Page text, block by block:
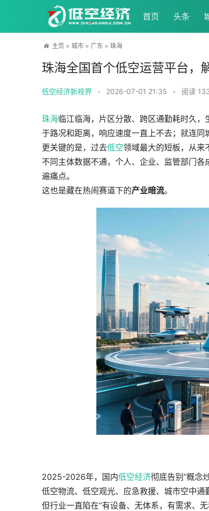
首页 头条
主页 > 城市 > 广东 > 珠海
珠海全国首个低空运营平台，
低空经济新视界 • 2026-07-01 21:35 • 阅读
珠海临江临海，片区分散、跨区通勤耗时久
于路况和距离，响应速度一直上不去；就连同
更关键的是，过去低空领域最大的短板，从来
不同主体数据不通，个人、企业、监管部门
遍痛点。
这也是藏在热闹赛道下的产业暗流。
2025-2026年，国内低空经济彻底告别“概念
低空物流、低空观光、应急救援、城市空中通
但行业一直陷在“有设备、无体系，有需求、